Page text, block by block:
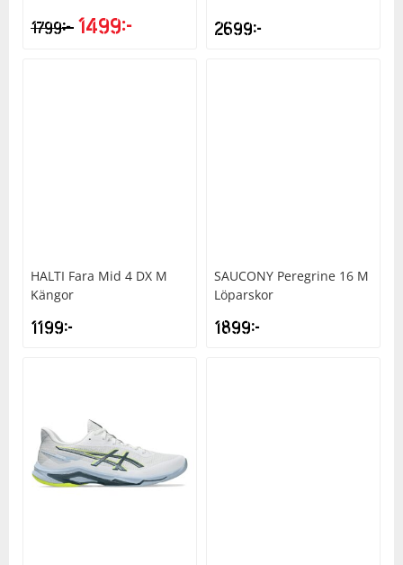
1799kr 1499kr 2699kr
HALTI Fara Mid 4 DX M
Kängor
1199kr
SAUCONY Peregrine 16 M
Löparskor
1899kr